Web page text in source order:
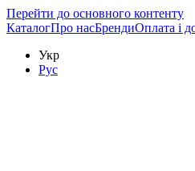
Перейти до основного контенту
КаталогПро насБрендиОплата і
Укр
Рус